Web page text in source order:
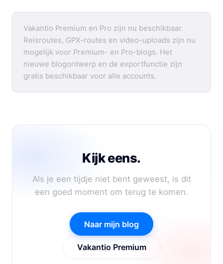
Vakantio Premium en Pro zijn nu beschikbaar.
Reisroutes, GPX-routes en video-uploads zijn nu
mogelijk voor Premium- en Pro-blogs. Het
nieuwe blogontwerp en de exportfunctie zijn
gratis beschikbaar voor alle accounts.
Kijk eens.
Als je een tijdje niet bent geweest, is dit
een goed moment om terug te komen.
Naar mijn blog
Vakantio Premium